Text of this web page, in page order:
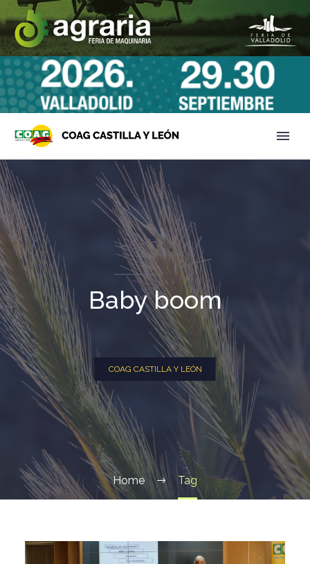
Baby boom
COAG CASTILLA Y LEÓN
Home Tag